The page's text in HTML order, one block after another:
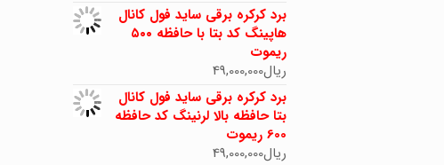
برد کرکره برقی ساید فول کانال
هاپینگ کد بتا با حافظه ۵۰۰
ریموت
ریال49,000,000
برد کرکره برقی ساید فول کانال
بتا حافظه بالا لرنینگ کد حافظه
600 ریموت
ریال49,000,000